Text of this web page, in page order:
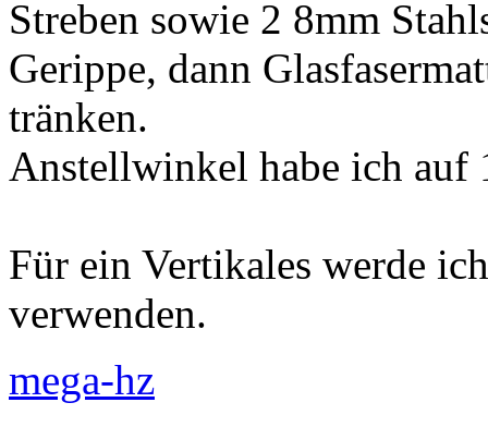
Streben sowie 2 8mm
Gerippe, dann
tränken.
Anstellwinkel habe ich auf
Für ein Vertikales werde
verwenden.
mega-hz